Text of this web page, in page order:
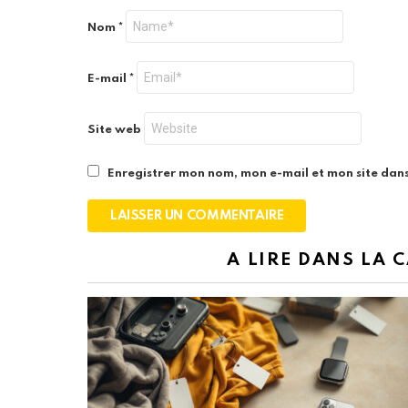
Nom *
E-mail *
Site web
Enregistrer mon nom, mon e-mail et mon site
A LIRE DANS LA